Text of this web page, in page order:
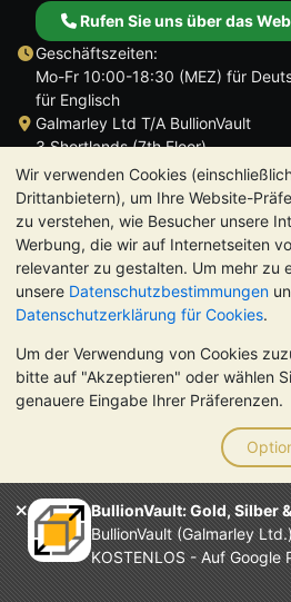
Wir verwenden Cookies
Drittanbietern), um Ihre Website-
zu verstehen, wie Besucher unsere
Werbung, die wir auf Internetseiten
relevanter zu gestalten. Um mehr zu
unsere Datenschutzbestimmungen
Datenschutzerklärung für Cookies.
Um der Verwendung von Cookies
bitte auf "Akzeptieren" oder wählen
genauere Eingabe Ihrer Präferenzen.
BullionVault: Gold, Silber
BullionVault (Galmarley
KOSTENLOS - Auf Google
Rufen Sie uns über das
Geschäftszeiten:
Mo-Fr 10:00-18:30 (MEZ) für
für Englisch
Galmarley Ltd T/A BullionVault
3 Shortlands (7th Floor)
Hammersmith
London
W6 8DA
Großbritannien
TrustScore 4.8 | 725 Bewertungen
BITTE BEACHTEN SIE: Der Wert von
steigen als auch fallen. Historische
für zukünftige Preisentwicklungen.
von BullionVault oder in der
Anlageberatung dar. Sie sollten sich
beraten lassen, um zu sehen, ob der
das Richtige für Sie ist.
Galmarley Ltd. (Handelsname
England und Wales unter der
BullionVault Ltd © 2026